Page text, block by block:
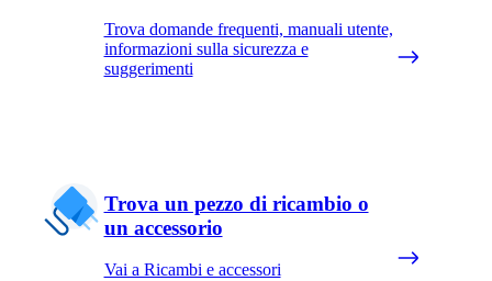
Trova domande frequenti, manuali utente,
informazioni sulla sicurezza e
suggerimenti
Trova un pezzo di ricambio o
un accessorio
Vai a Ricambi e accessori